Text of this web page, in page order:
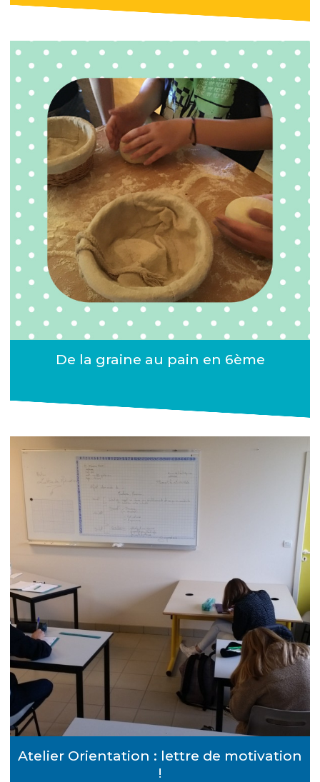
De la graine au pain en 6ème
Atelier Orientation : lettre de motivation
!